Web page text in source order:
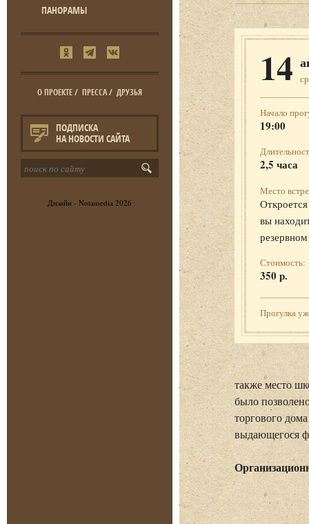
ПАНОРАМЫ
О ПРОЕКТЕ/ ПРЕССА/ ДРУЗЬЯ
ПОДПИСКА
НА НОВОСТИ САЙТА
Дизайн - Notamedia 2026
14
Начало
19:00
2,5 часа
Место
вы
Стоимость:
350 р.
Прогулка
также место
было
торгового
выдающегося